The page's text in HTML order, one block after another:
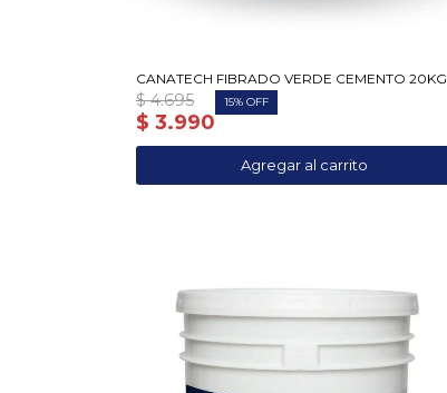
CANATECH FIBRADO VERDE CEMENTO 20KG
$ 3.990
$ 4.695 15